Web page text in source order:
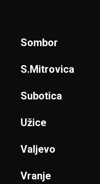
Sombor
S.Mitrovica
Subotica
Užice
Valjevo
Vranje